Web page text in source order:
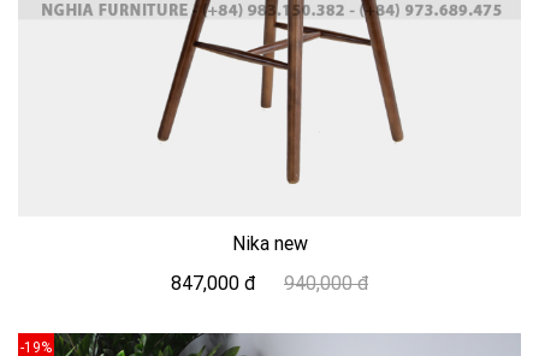
Nika new
847,000 đ
940,000 đ
-19%